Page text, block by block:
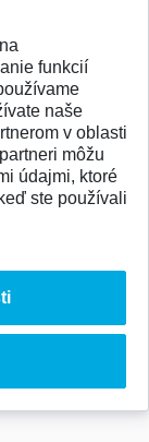
funkcií
naše
v oblasti
môžu
údajmi, ktoré
ste používali